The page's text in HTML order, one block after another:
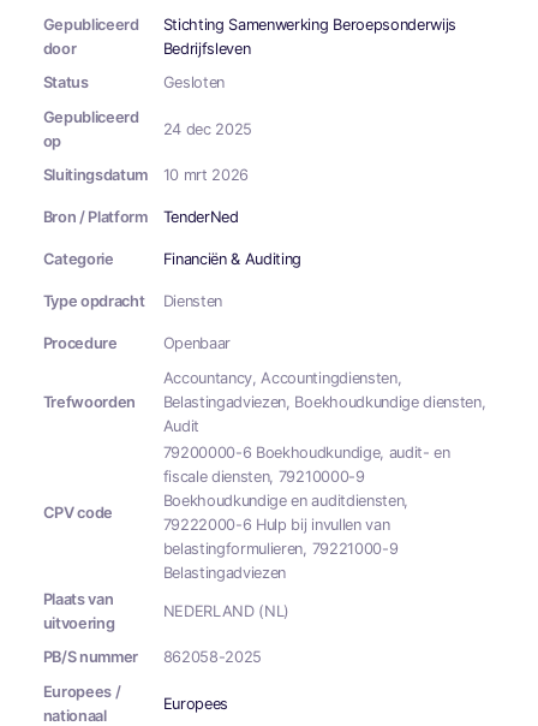
Gepubliceerd
door
Stichting Samenwerking Beroepsonderwijs
Bedrijfsleven
Status
Gesloten
Gepubliceerd
op
24 dec 2025
Sluitingsdatum 10 mrt 2026
Bron / Platform TenderNed
Categorie Financiën & Auditing
Type opdracht Diensten
Procedure Openbaar
Trefwoorden
Accountancy, Accountingdiensten,
Belastingadviezen, Boekhoudkundige diensten,
Audit
CPV code
79200000-6 Boekhoudkundige, audit- en
fiscale diensten, 79210000-9
Boekhoudkundige en auditdiensten,
79222000-6 Hulp bij invullen van
belastingformulieren, 79221000-9
Belastingadviezen
Plaats van
uitvoering
NEDERLAND (NL)
PB/S nummer
862058-2025
Europees /
nationaal
Europees